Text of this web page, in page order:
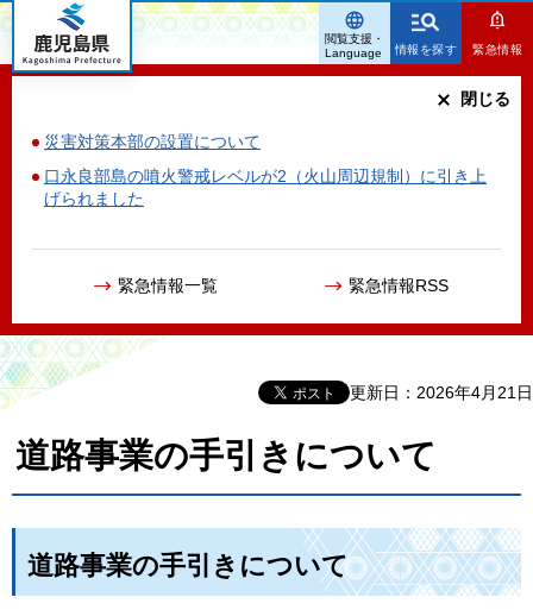
鹿児島県
情報を探す 緊急情報
災害対策本部の設置について
口永良部島の噴火警戒レベルが2（火山周辺規制）に引き上
げられました
緊急情報一覧 緊急情報RSS
閉じる
閲覧支援・
Language
更新日：2026年4月21日
道路事業の手引きについて
道路事業の手引きについて